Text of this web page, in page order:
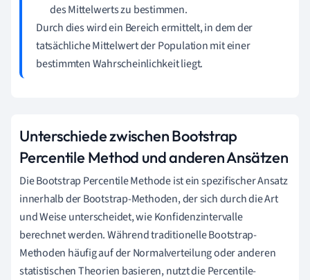
des Mittelwerts zu bestimmen.
Durch dies wird ein Bereich ermittelt, in dem der
tatsächliche Mittelwert der Population mit einer
bestimmten Wahrscheinlichkeit liegt.
Unterschiede zwischen Bootstrap
Percentile Method und anderen Ansätzen
Die Bootstrap Percentile Methode ist ein spezifischer Ansatz
innerhalb der Bootstrap-Methoden, der sich durch die Art
und Weise unterscheidet, wie Konfidenzintervalle
berechnet werden. Während traditionelle Bootstrap-
Methoden häufig auf der Normalverteilung oder anderen
statistischen Theorien basieren, nutzt die Percentile-